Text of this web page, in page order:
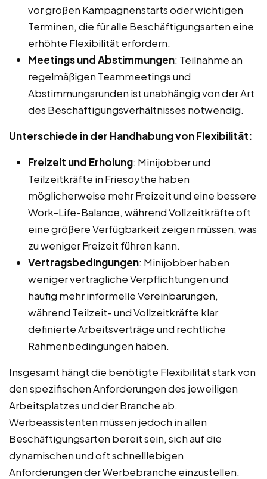
vor großen Kampagnenstarts oder wichtigen
Terminen, die für alle Beschäftigungsarten eine
erhöhte Flexibilität erfordern.
Meetings und Abstimmungen: Teilnahme an
regelmäßigen Teammeetings und
Abstimmungsrunden ist unabhängig von der Art
des Beschäftigungsverhältnisses notwendig.
Unterschiede in der Handhabung von Flexibilität:
Freizeit und Erholung: Minijobber und
Teilzeitkräfte in Friesoythe haben
möglicherweise mehr Freizeit und eine bessere
Work-Life-Balance, während Vollzeitkräfte oft
eine größere Verfügbarkeit zeigen müssen, was
zu weniger Freizeit führen kann.
Vertragsbedingungen: Minijobber haben
weniger vertragliche Verpflichtungen und
häufig mehr informelle Vereinbarungen,
während Teilzeit- und Vollzeitkräfte klar
definierte Arbeitsverträge und rechtliche
Rahmenbedingungen haben.
Insgesamt hängt die benötigte Flexibilität stark von
den spezifischen Anforderungen des jeweiligen
Arbeitsplatzes und der Branche ab.
Werbeassistenten müssen jedoch in allen
Beschäftigungsarten bereit sein, sich auf die
dynamischen und oft schnelllebigen
Anforderungen der Werbebranche einzustellen.